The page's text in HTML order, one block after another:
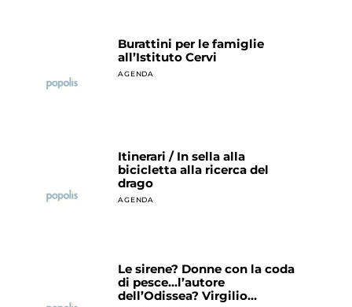
Burattini per le famiglie
all’Istituto Cervi
AGENDA
Itinerari / In sella alla
bicicletta alla ricerca del
drago
AGENDA
Le sirene? Donne con la coda
di pesce…l’autore
dell’Odissea? Virgilio…